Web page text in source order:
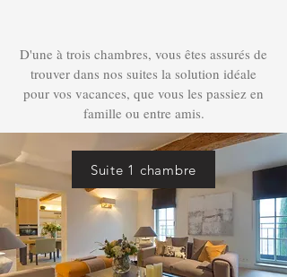
D'une à trois chambres, vous êtes assurés de
trouver dans nos suites la solution idéale
pour vos vacances, que vous les passiez en
famille ou entre amis.
Suite 1 chambre